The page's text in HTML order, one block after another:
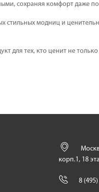
сохраняя комфорт даже
стильных модниц и
для тех, кто ценит не
корп.1, 18
8